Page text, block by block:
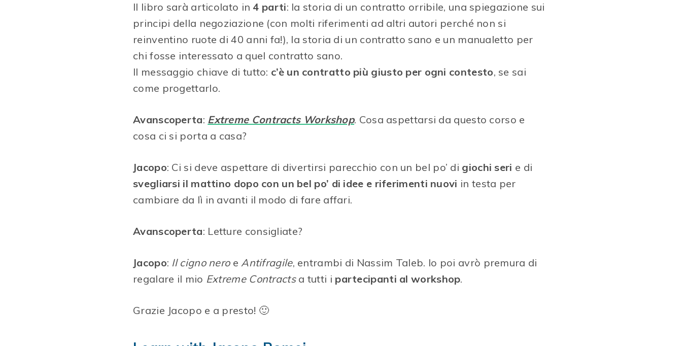
Il libro sarà articolato in 4 parti: la storia di un contratto orribile, una spiegazione sui
principi della negoziazione (con molti riferimenti ad altri autori perché non si
reinventino ruote di 40 anni fa!), la storia di un contratto sano e un manualetto per
chi fosse interessato a quel contratto sano.
Il messaggio chiave di tutto: c’è un contratto più giusto per ogni contesto, se sai
come progettarlo.
Avanscoperta: Extreme Contracts Workshop. Cosa aspettarsi da questo corso e
cosa ci si porta a casa?
Jacopo: Ci si deve aspettare di divertirsi parecchio con un bel po’ di giochi seri e di
svegliarsi il mattino dopo con un bel po’ di idee e riferimenti nuovi in testa per
cambiare da lì in avanti il modo di fare affari.
Avanscoperta: Letture consigliate?
Jacopo: Il cigno neroeAntifragile, entrambi di Nassim Taleb. Io poi avrò premura di
regalare il mio Extreme Contractsa tutti i partecipanti al workshop.
Grazie Jacopo e a presto! 🙂